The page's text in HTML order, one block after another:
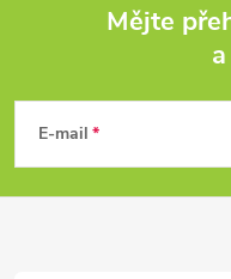
p
Mějte
E-mail